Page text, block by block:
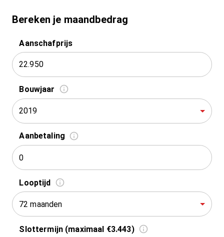
Bereken je maandbedrag
Aanschafprijs
Bouwjaar
2019
Aanbetaling
Looptijd
72 maanden
Slottermijn (maximaal €3.443)